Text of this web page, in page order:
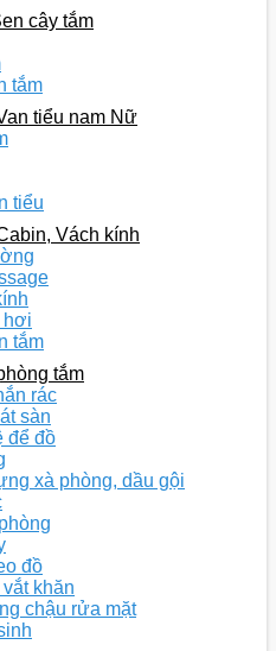
cây tắm
tắm
tiểu nam Nữ
tiểu
Vách kính
hơi
tắm
tắm
rác
sàn
để đồ
xà phòng, dầu gội
đồ
khăn
chậu rửa mặt